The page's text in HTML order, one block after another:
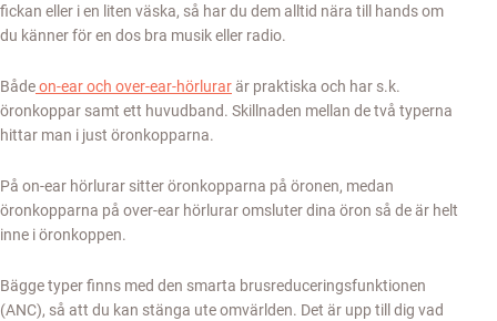
fickan eller i en liten väska, så har du dem alltid nära till hands om
du känner för en dos bra musik eller radio.
Bådeon-ear och over-ear-hörlurarär praktiska och har s.k.
öronkoppar samt ett huvudband. Skillnaden mellan de två typerna
hittar man i just öronkopparna.
På on-ear hörlurar sitter öronkopparna på öronen, medan
öronkopparna på over-ear hörlurar omsluter dina öron så de är helt
inne i öronkoppen.
Bägge typer finns med den smarta brusreduceringsfunktionen
(ANC), så att du kan stänga ute omvärlden. Det är upp till dig vad